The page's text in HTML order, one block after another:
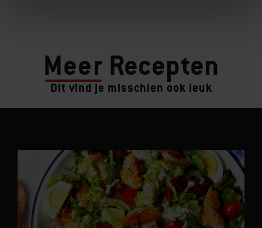
Meer Recepten
Dit vind je misschien ook leuk